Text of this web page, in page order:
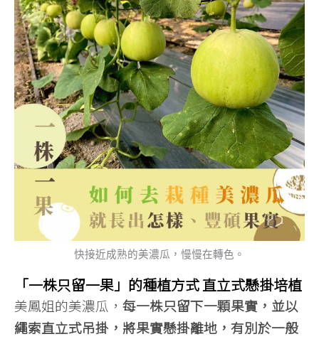
快接近成熟的美濃瓜，慢慢在轉色。
「一株只留一果」的種植方式 直立式懸掛培植
美鳳姐的美濃瓜， 每一株只留下一顆果實，並以
繩索直立式吊掛，將果實懸掛離地，有別於一般